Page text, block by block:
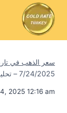
سعر الذهب في
7/24/2025 – تحليل السوق وفرص الاستثمار
2025 12:16 am